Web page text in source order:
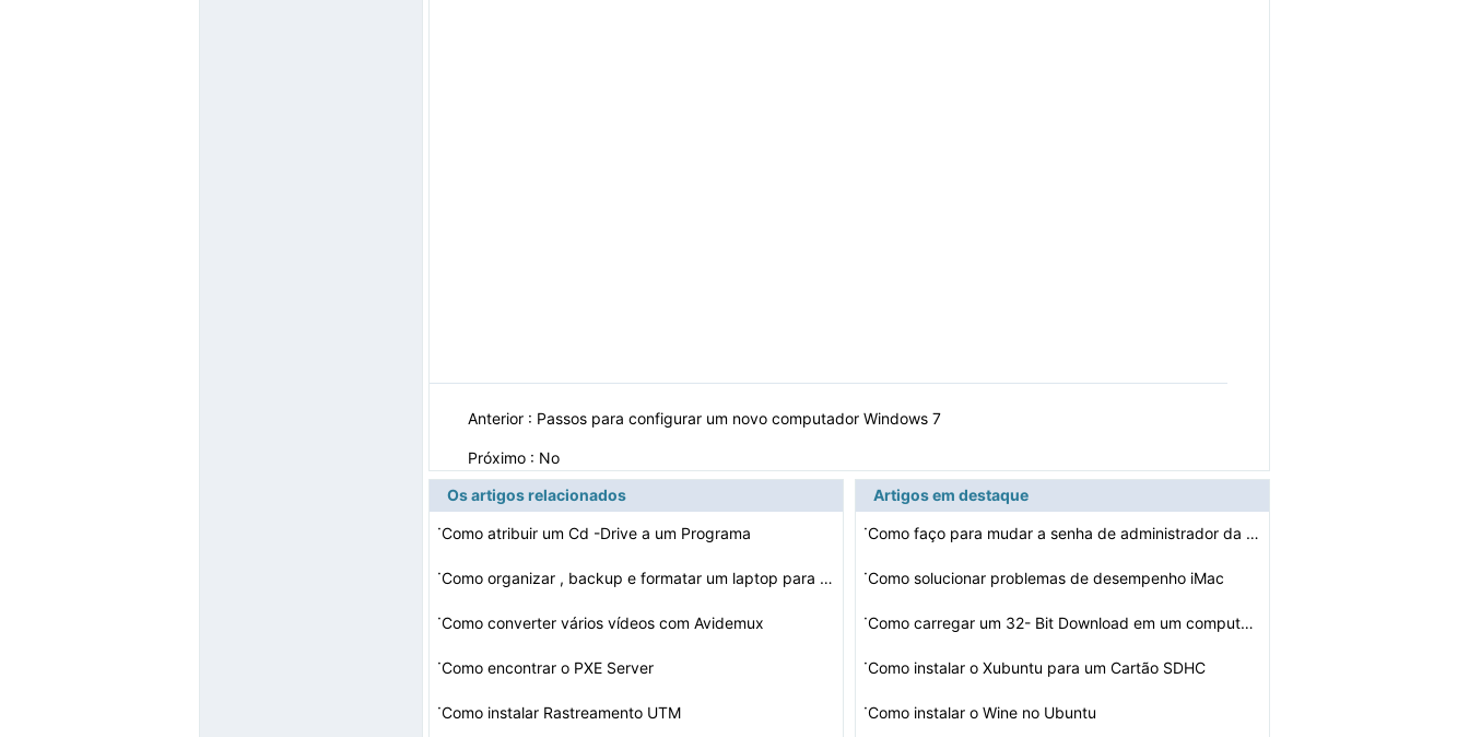
Anterior : Passos para configurar um novo computador Windows 7
Próximo : No
Os artigos relacionados
·Como atribuir um Cd -Drive a um Programa
· Como organizar , backup e formatar um laptop para vende…
·Como converter vários vídeos com Avidemux
·Como encontrar o PXE Server
·Como instalar Rastreamento UTM
Artigos em destaque
·
Como faço para mudar a senha de administrador da Apple…
·Como solucionar problemas de desempenho iMac
· Como carregar um 32- Bit Download em um computador de 6…
·Como instalar o Xubuntu para um Cartão SDHC
·Como instalar o Wine no Ubuntu